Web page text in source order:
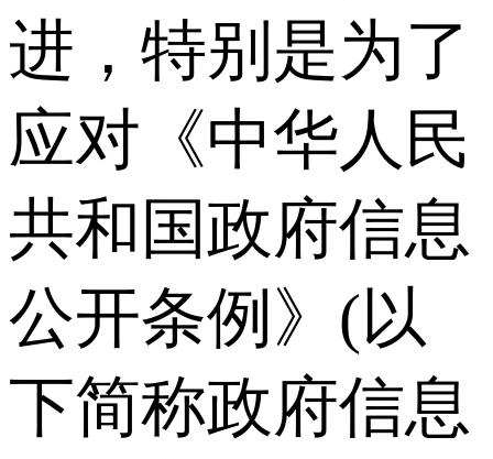
进，特别是为了
应对《中华人民
共和国政府信息
公开条例》(以
下简称政府信息